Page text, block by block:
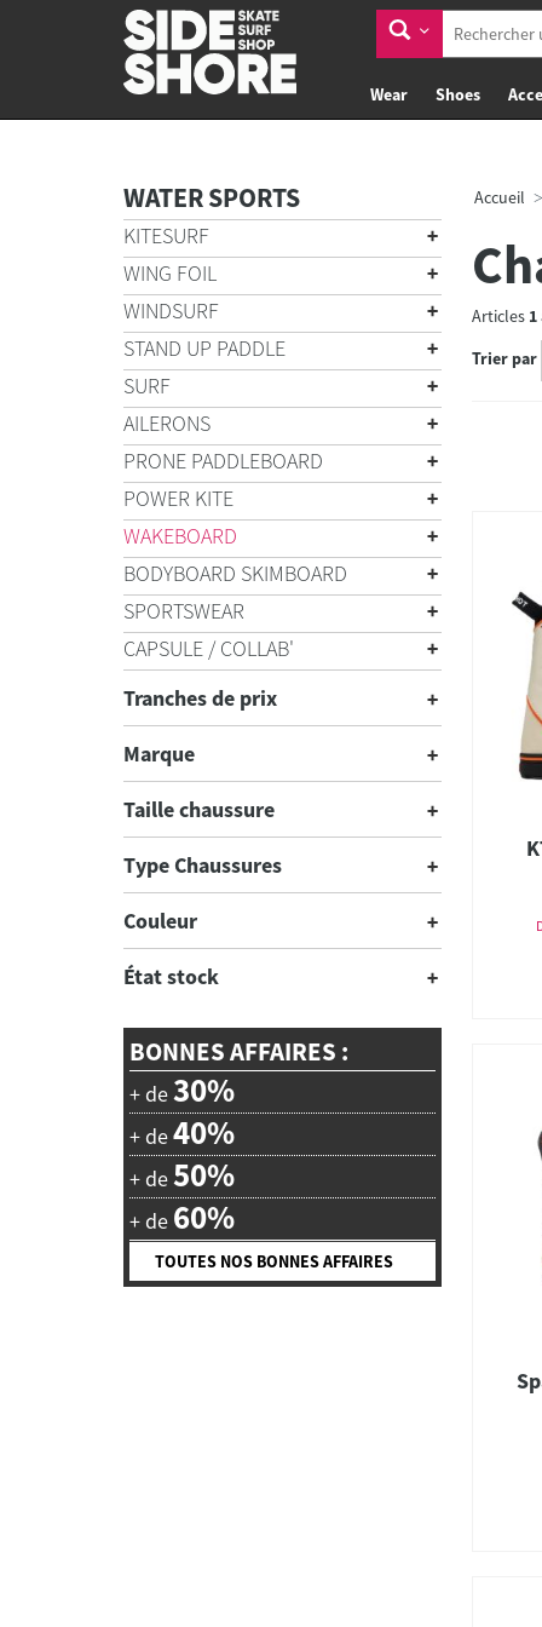
Wear Shoes
WATER SPORTS
KITESURF
WING FOIL
WINDSURF
STAND UP PADDLE
SURF
AILERONS
PRONE PADDLEBOARD
POWER KITE
WAKEBOARD
BODYBOARD SKIMBOARD
SPORTSWEAR
CAPSULE / COLLAB'
Tranches de prix
Marque
Taille chaussure
Type Chaussures
Couleur
État stock
BONNES AFFAIRES :
+ de30%
+ de40%
+ de50%
+ de 60%
TOUTES NOS BONNES AFFAIRES
Accueil
Articles 1
Trier par